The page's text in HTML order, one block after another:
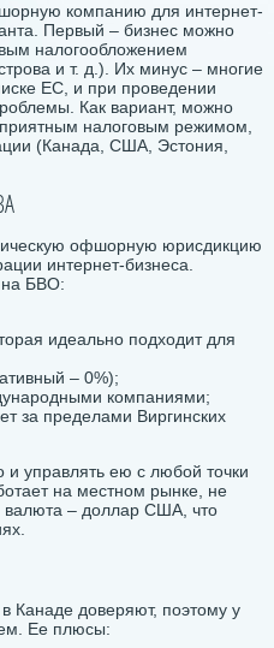
компанию для интернет-
Первый – бизнес можно
налогообложением
и т. д.). Их минус – многие
ЕС, и при проведении
Как вариант, можно
налоговым режимом,
(Канада, США, Эстония,
офшорную юрисдикцию
интернет-бизнеса.
на БВО:
идеально подходит для
– 0%);
компаниями;
за пределами Виргинских
управлять ею с любой точки
на местном рынке, не
валюта – доллар США, что
Канаде доверяют, поэтому у
Ее плюсы: